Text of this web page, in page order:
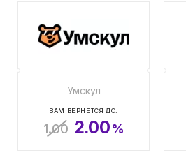
Умскул
ВАМ ВЕРНЕТСЯ ДО:
1.00 2.00%